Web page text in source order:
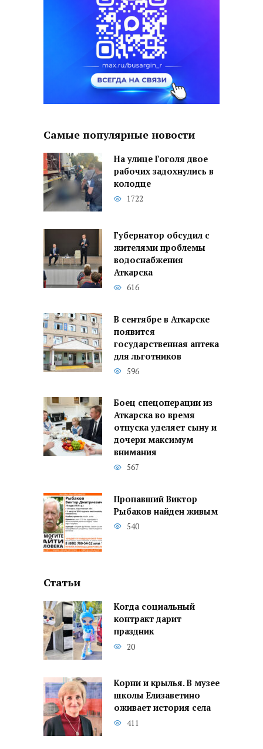
Самые популярные новости
На улице Гоголя двое
рабочих задохнулись в
колодце
1722
Губернатор обсудил с
жителями проблемы
водоснабжения
Аткарска
616
В сентябре в Аткарске
появится
государственная аптека
для льготников
596
Боец спецоперации из
Аткарска во время
отпуска уделяет сыну и
дочери максимум
внимания
567
Пропавший Виктор
Рыбаков найден живым
540
Статьи
Когда социальный
контракт дарит
праздник
20
Корни и крылья. В музее
школы Елизаветино
оживает история села
411